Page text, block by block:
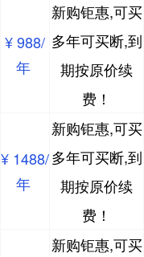
¥ 988/
年
新购钜惠,可买
多年可买断,到
期按原价续
费！
¥ 1488/
年
新购钜惠,可买
多年可买断,到
期按原价续
费！
新购钜惠,可买